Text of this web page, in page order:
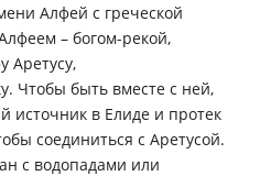
Алфей с греческой
– богом-рекой,
Аретусу,
Чтобы быть вместе с ней,
источник в Елиде и протек
соединиться с Аретусой.
с водопадами или